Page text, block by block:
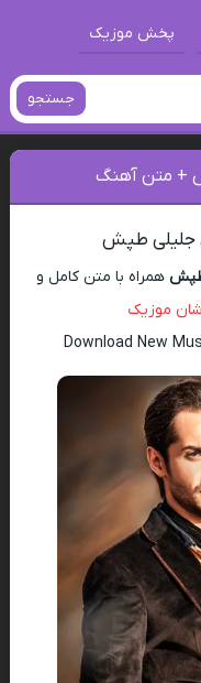
پخش موزیک
جستجو
+ متن آهنگ
جلیلی طپش
همراه با متن کامل و
موزیک
Download New